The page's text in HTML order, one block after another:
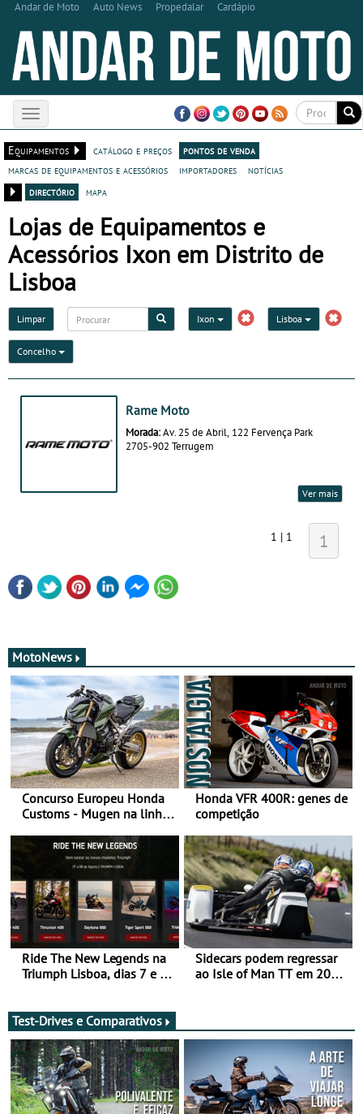
Andar de Moto Auto News Propedalar Cardápio
Toggle
navigation
Equipamentos
catálogo e preços
pontos de venda
marcas de equipamentos e acessórios
importadores
notícias
directório
mapa
Lojas de Equipamentos e
Acessórios Ixon em Distrito de
Lisboa
Limpar Ixon Lisboa
Concelho
Rame Moto
Morada:Av. 25 de Abril, 122 Fervença Park
2705-902 Terrugem
Ver mais
1 | 1 1
MotoNews
Concurso Europeu Honda
Customs - Mugen na linha
ganhar
Honda VFR 400R: genes de
competição
Ride The New Legends na
Triumph Lisboa, dias 7 e 8
Sidecars podem regressar
ao Isle of Man TT em 2027
Test-Drives e Comparativos